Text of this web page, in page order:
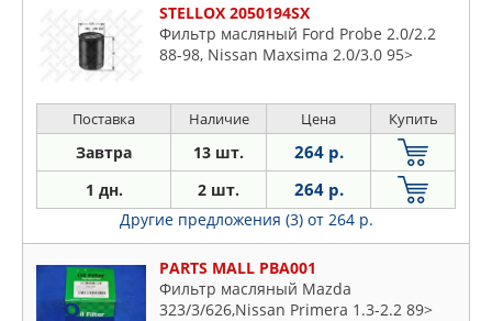
STELLOX 2050194SX
Фильтр масляный Ford Probe 2.0/2.2
88-98, Nissan Maxsima 2.0/3.0 95>
Поставка Наличие Цена Купить
Завтра 13 шт. 264 р.
1 дн. 2 шт. 264 р.
Другие предложения (3) от 264 р.
PARTS MALL PBA001
Фильтр масляный Mazda
323/3/626,Nissan Primera 1.3-2.2 89>